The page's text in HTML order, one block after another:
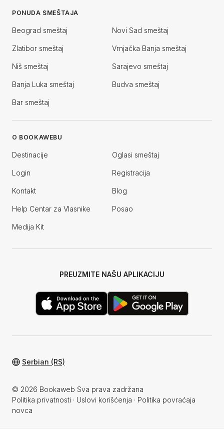
PONUDA SMEŠTAJA
Beograd smeštaj Novi Sad smeštaj
Zlatibor smeštaj Vrnjačka Banja smeštaj
Niš smeštaj Sarajevo smeštaj
Banja Luka smeštaj Budva smeštaj
Bar smeštaj
O BOOKAWEBU
Destinacije Oglasi smeštaj
Login Registracija
Kontakt Blog
Help Centar za Vlasnike Posao
Medija Kit
PREUZMITE NAŠU APLIKACIJU
© 2026 Bookaweb Sva prava zadržana
Politika privatnosti · Uslovi korišćenja · Politika povraćaja
novca
Serbian (RS)